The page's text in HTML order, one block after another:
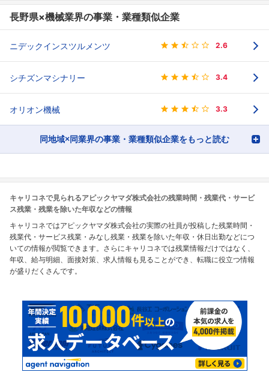
長野県×機械業界の事業・業種類似企業
ニデックインスツルメンツ 2.6
シチズンマシナリー 3.4
オリオン機械 3.3
同地域×同業界の事業・業種類似企業をもっと読む
キャリコネで見られるアピックヤマダ株式会社の残業時間・残業代・サービ
ス残業・残業を除いた年収などの情報
キャリコネではアピックヤマダ株式会社の実際の社員が投稿した残業時間・
残業代・サービス残業・みなし残業・残業を除いた年収・休日出勤などにつ
いての情報が閲覧できます。さらにキャリコネでは残業情報だけではなく、
年収、給与明細、面接対策、求人情報も見ることができ、転職に役立つ情報
が盛りだくさんです。